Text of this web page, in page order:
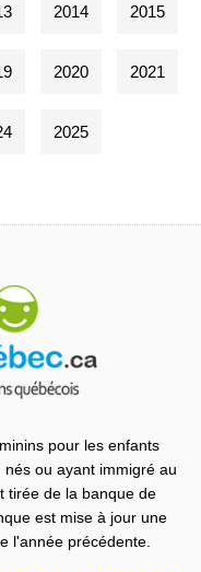
2014 2015
2020 2021
2025
pour les enfants
ou ayant immigré au
tirée de la banque de
est mise à jour une
l'année précédente.